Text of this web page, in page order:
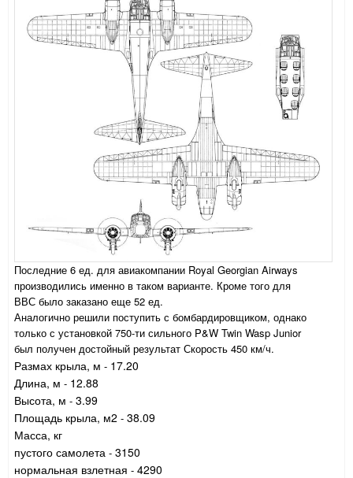
Последние 6 ед. для авиакомпании Royal Georgian Airways
производились именно в таком варианте. Кроме того для
ВВС было заказано еще 52 ед.
Аналогично решили поступить с бомбардировщиком, однако
только с установкой 750-ти сильного P&W Twin Wasp Junior
был получен достойный результат Скорость 450 км/ч.
Размах крыла, м - 17.20
Длина, м - 12.88
Высота, м - 3.99
Площадь крыла, м2 - 38.09
Масса, кг
пустого самолета - 3150
нормальная взлетная - 4290